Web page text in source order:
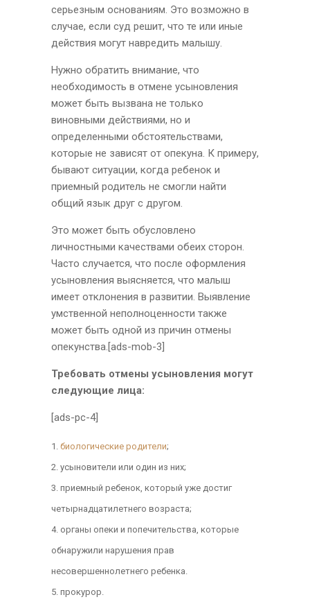
серьезным основаниям. Это возможно в
случае, если суд решит, что те или иные
действия могут навредить малышу.
Нужно обратить внимание, что
необходимость в отмене усыновления
может быть вызвана не только
виновными действиями, но и
определенными обстоятельствами,
которые не зависят от опекуна. К примеру,
бывают ситуации, когда ребенок и
приемный родитель не смогли найти
общий язык друг с другом.
Это может быть обусловлено
личностными качествами обеих сторон.
Часто случается, что после оформления
усыновления выясняется, что малыш
имеет отклонения в развитии. Выявление
умственной неполноценности также
может быть одной из причин отмены
опекунства.[ads-mob-3]
Требовать отмены усыновления могут
следующие лица:
[ads-pc-4]
биологические родители;
усыновители или один из них;
приемный ребенок, который уже достиг
четырнадцатилетнего возраста;
органы опеки и попечительства, которые
обнаружили нарушения прав
несовершеннолетнего ребенка.
прокурор.